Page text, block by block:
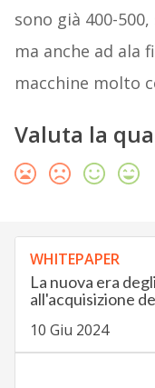
sono già 400-
ma anche ad ala
macchine molto
Valuta la
WHITEPAPER
La nuova era
all'acquisizione
10 Giu 2024